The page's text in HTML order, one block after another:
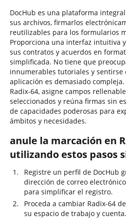
DocHub es una plataforma
sus archivos, firmarlos
reutilizables para los formularios
Proporciona una interfaz intuitiva
sus contratos y acuerdos en
simplificada. No tiene que
innumerables tutoriales y sentirse
aplicación es demasiado
Radix-64, asigne campos
seleccionados y reúna firmas sin
de capacidades poderosas para
ámbitos y necesidades.
anule la marcación en
utilizando estos pasos
Registre un perfil de DocHub
dirección de correo
para simplificar el registro.
Proceda a cambiar Radix-64
su espacio de trabajo y cuenta.